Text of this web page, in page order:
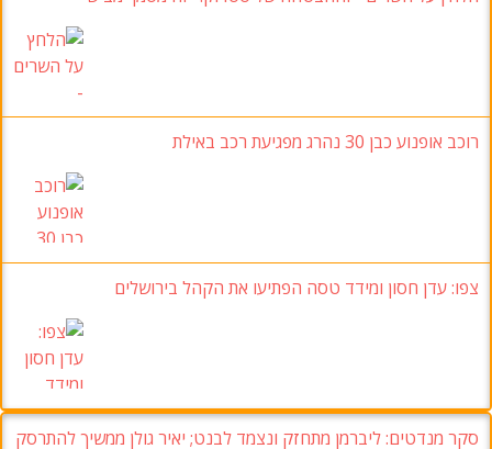
רוכב אופנוע כבן 30 נהרג מפגיעת רכב באילת
צפו:עדן חסון ומידד טסה הפתיעו את הקהל בירושלים
סקר מנדטים: ליברמן מתחזק ונצמד לבנט; יאיר גולן ממשיך להתרסק